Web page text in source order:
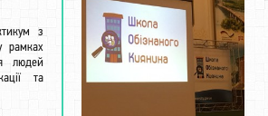
з
рамках
людей
та